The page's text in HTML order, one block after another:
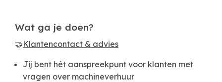
Wat ga je doen?
🤝Klantencontact & advies
Jij bent hét aanspreekpunt voor klanten met
vragen over machineverhuur